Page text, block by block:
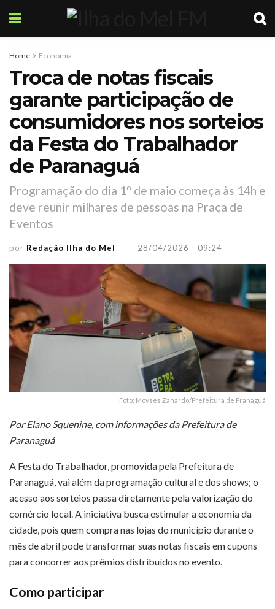
Home Economia
Troca de notas fiscais
garante participação de
consumidores nos sorteios
da Festa do Trabalhador
de Paranaguá
Programação do dia 1º de maio começa às 14h e
deve reunir milhares de pessoas na Praça de
Eventos
por Redação Ilha do Mel 28/04/2026 - 09:24
Foto: Moyses Zanardo/Prefeitura de Pranaguá
Por Elano Squenine, com informações da Prefeitura de
Paranaguá
A Festa do Trabalhador, promovida pela Prefeitura de
Paranaguá, vai além da programação cultural e dos shows; o
acesso aos sorteios passa diretamente pela valorização do
comércio local. A iniciativa busca estimular a economia da
cidade, pois quem compra nas lojas do município durante o
mês de abril pode transformar suas notas fiscais em cupons
para concorrer aos prêmios distribuídos no evento.
Como participar